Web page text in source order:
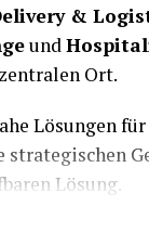
Dot-
Standort
Bühnen,
&
und
Ort.
Lösungen
Lösung.